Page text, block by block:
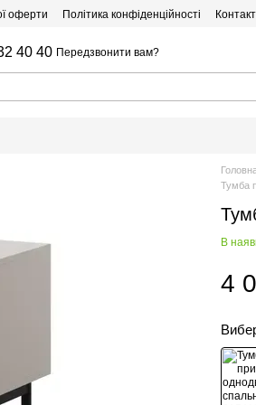
оферти Політика конфіденційності
40 40 Передзвонити вам?
Тумба
В
4